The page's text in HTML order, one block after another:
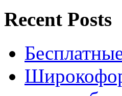
Recent Posts